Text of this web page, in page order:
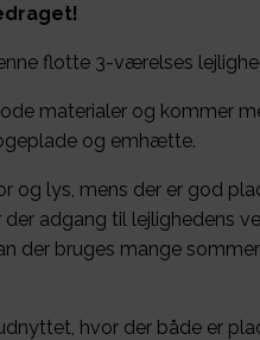
flotte 3-værelses
materialer og kommer
og emhætte.
og lys, mens der er god
der adgang til lejlighedens
der bruges mange
hvor der både er